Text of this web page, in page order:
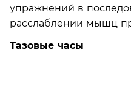
упражнений в
расслаблении мышц
Тазовые часы